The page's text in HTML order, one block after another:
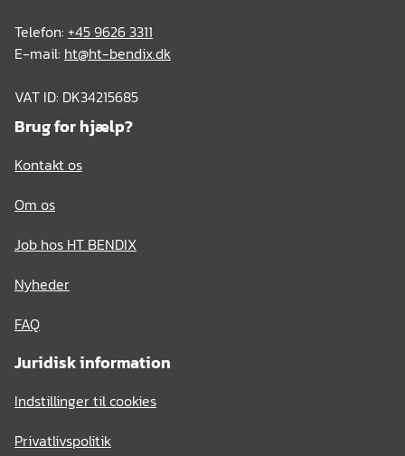
Telefon: +45 9626 3311
E-mail: ht@ht-bendix.dk
VAT ID: DK34215685
Brug for hjælp?
Kontakt os
Om os
Job hos HT BENDIX
Nyheder
FAQ
Juridisk information
Indstillinger til cookies
Privatlivspolitik